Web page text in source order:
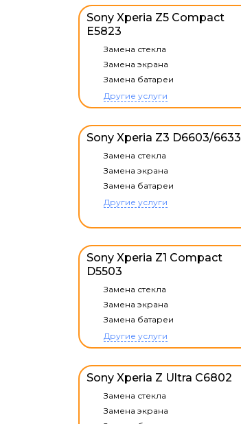
Sony Xperia Z5 Compact
E5823
Замена стекла
Замена экрана
Замена батареи
Другие услуги
Sony Xperia Z3 D6603/6633
Замена стекла
Замена экрана
Замена батареи
Другие услуги
Sony Xperia Z1 Compact
D5503
Замена стекла
Замена экрана
Замена батареи
Другие услуги
Sony Xperia Z Ultra C6802
Замена стекла
Замена экрана